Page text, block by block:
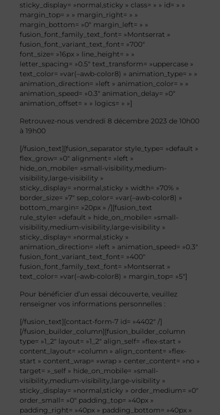
sticky_display= »normal,sticky » class= » » id= » »
margin_top= » » margin_right= » »
margin_bottom= »0″ margin_left= » »
fusion_font_family_text_font= »Montserrat »
fusion_font_variant_text_font= »700″
font_size= »16px » line_height= » »
letter_spacing= »0.5″ text_transform= »uppercase »
text_color= »var(–awb-color8) » animation_type= » »
animation_direction= »left » animation_color= » »
animation_speed= »0.3″ animation_delay= »0″
animation_offset= » » logics= » »]
Retrouvez-nous vendredi 8 décembre 2023 de 10h00
à 19h00
[/fusion_text][fusion_separator style_type= »default »
flex_grow= »0″ alignment= »left »
hide_on_mobile= »small-visibility,medium-
visibility,large-visibility »
sticky_display= »normal,sticky » width= »70% »
border_size= »7″ sep_color= »var(–awb-color8) »
bottom_margin= »20px » /][fusion_text
rule_style= »default » hide_on_mobile= »small-
visibility,medium-visibility,large-visibility »
sticky_display= »normal,sticky »
animation_direction= »left » animation_speed= »0.3″
fusion_font_variant_text_font= »400″
fusion_font_family_text_font= »Montserrat »
text_color= »var(–awb-color8) » margin_top= »5″]
Pour bénéficier d’un essai découverte, veuillez
renseigner vos informations personnelles :
[/fusion_text][contact-form-7 id= »4402″ /]
[/fusion_builder_column][fusion_builder_column
type= »1_2″ layout= »1_2″ align_self= »flex-start »
content_layout= »column » align_content= »flex-
start » content_wrap= »wrap » center_content= »no »
target= »_self » hide_on_mobile= »small-
visibility,medium-visibility,large-visibility »
sticky_display= »normal,sticky » order_medium= »0″
order_small= »0″ padding_top= »40px »
padding_right= »40px » padding_bottom= »40px »